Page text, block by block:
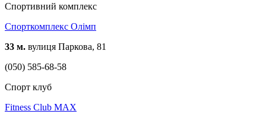
Спортивний комплекс
Спорткомплекс Олімп
33 м. вулиця Паркова, 81
(050) 585-68-58
Спорт клуб
Fitness Club MAX